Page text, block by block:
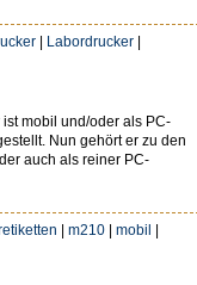
| Labordrucker |
mobil und/oder als PC-
Nun gehört er zu den
auch als reiner PC-
| m210 | mobil |